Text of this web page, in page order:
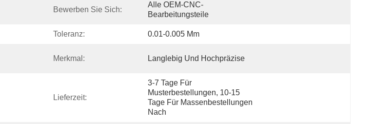
Bewerben Sie Sich:
Alle OEM-CNC-
Bearbeitungsteile
Toleranz: 0.01-0.005 Mm
Merkmal: Langlebig Und Hochpräzise
Lieferzeit:
3-7 Tage Für
Musterbestellungen, 10-15
Tage Für Massenbestellungen
Nach